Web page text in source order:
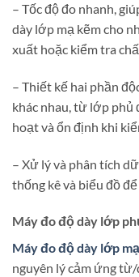
– Tốc độ đo nhanh,
dày lớp mạ kẽm cho
xuất hoặc kiểm tra
– Thiết kế hai phần
khác nhau, từ lớp phủ
hoạt và ổn định khi
– Xử lý và phân tích
thống kê và biểu đồ
Máy đo độ dày lớp
Máy đo độ dày lớp
nguyên lý cảm ứng